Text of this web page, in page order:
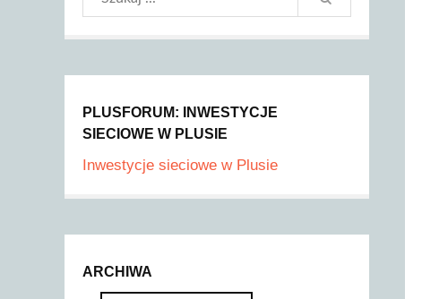
PLUSFORUM: INWESTYCJE
SIECIOWE W PLUSIE
Inwestycje sieciowe w Plusie
ARCHIWA